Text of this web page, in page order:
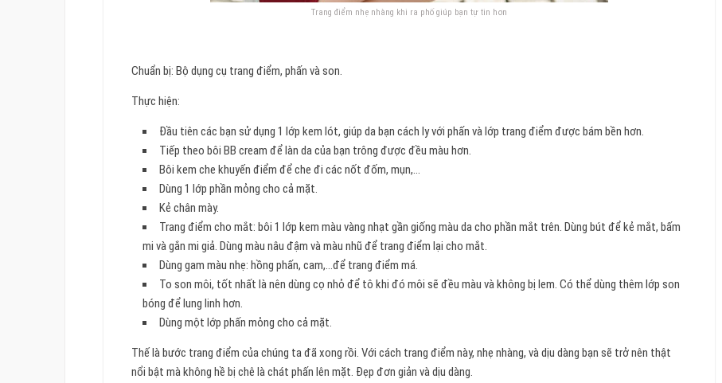
Trang điểm nhẹ nhàng khi ra phố giúp bạn tự tin hơn
Chuẩn bị: Bộ dụng cụ trang điểm, phấn và son.
Thực hiện:
Đầu tiên các bạn sử dụng 1 lớp kem lót, giúp da bạn cách ly với phấn và lớp trang điểm được bám bền hơn.
Tiếp theo bôi BB cream để làn da của bạn trông được đều màu hơn.
Bôi kem che khuyến điểm để che đi các nốt đốm, mụn,…
Dùng 1 lớp phần mỏng cho cả mặt.
Kẻ chân mày.
Trang điểm cho mắt: bôi 1 lớp kem màu vàng nhạt gần giống màu da cho phần mắt trên. Dùng bút để kẻ mắt, bấm
mi và gắn mi giả. Dùng màu nâu đậm và màu nhũ để trang điểm lại cho mắt.
Dùng gam màu nhẹ: hồng phấn, cam,…để trang điểm má.
To son môi, tốt nhất là nên dùng cọ nhỏ để tô khi đó môi sẽ đều màu và không bị lem. Có thể dùng thêm lớp son
bóng để lung linh hơn.
Dùng một lớp phấn mỏng cho cả mặt.
Thế là bước trang điểm của chúng ta đã xong rồi. Với cách trang điểm này, nhẹ nhàng, và dịu dàng bạn sẽ trở nên thật
nổi bật mà không hề bị chê là chát phấn lên mặt. Đẹp đơn giản và dịu dàng.